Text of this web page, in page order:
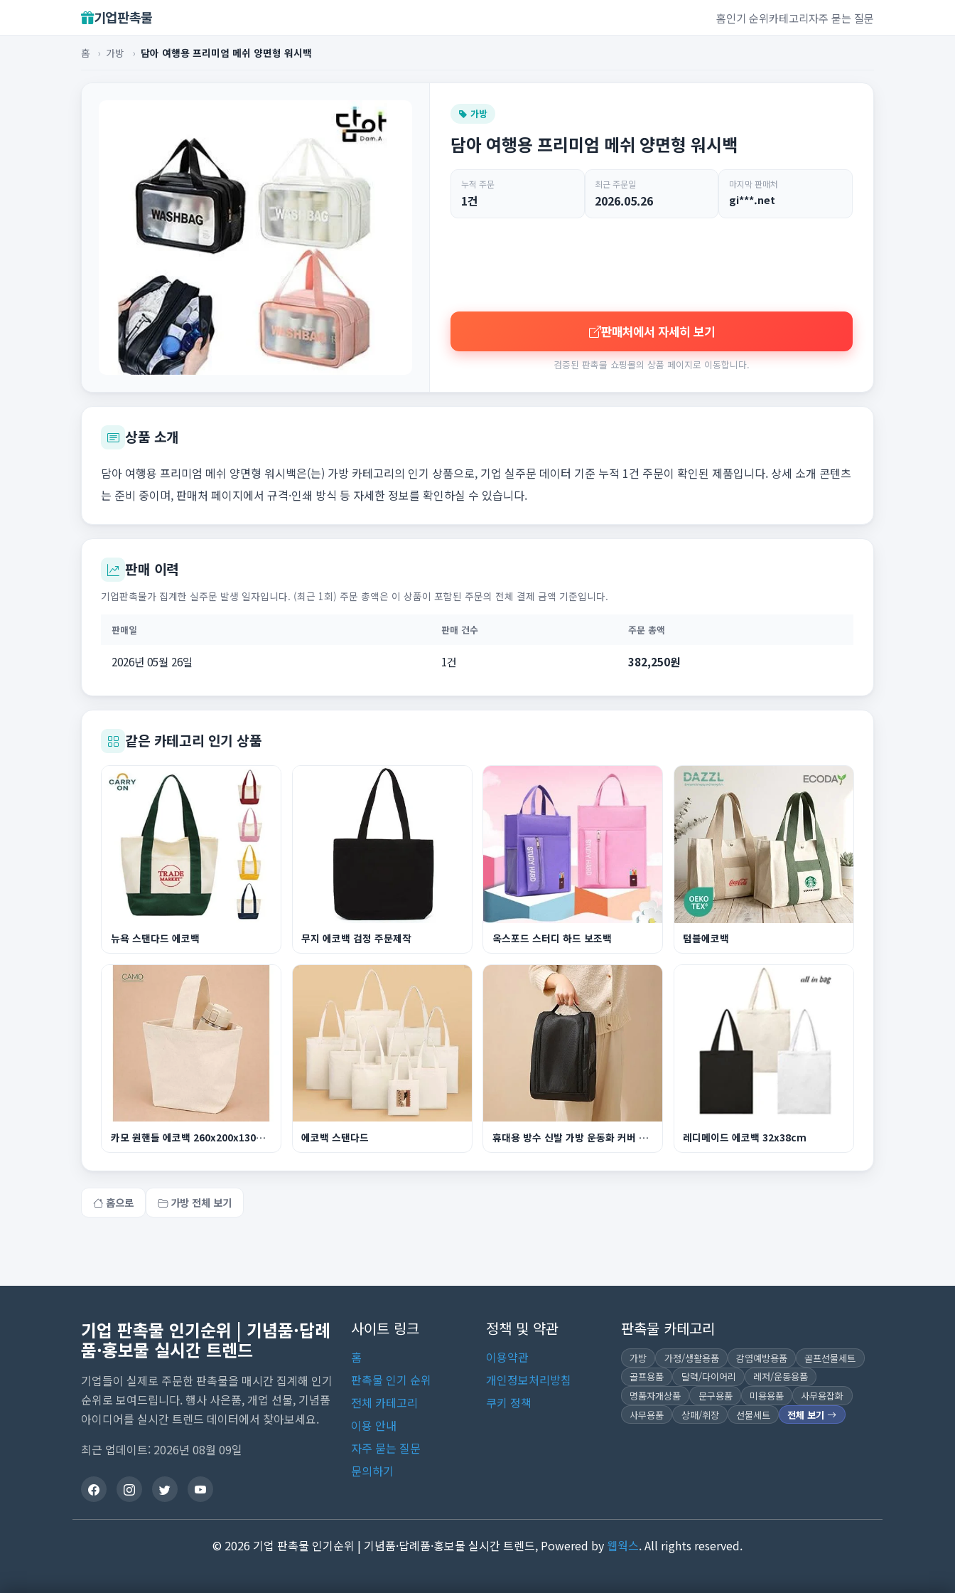
기업판촉물 홈인기 순위카테고리자주 묻는 질문
홈 › 가방 › 담아 여행용 프리미엄 메쉬 양면형 워시백
가방
담아 여행용 프리미엄 메쉬 양면형 워시백
누적 주문
1건
최근 주문일
2026.05.26
마지막 판매처
gi***.net
판매처에서 자세히 보기
검증된 판촉물 쇼핑몰의 상품 페이지로 이동합니다.
상품 소개
담아 여행용 프리미엄 메쉬 양면형 워시백은(는) 가방 카테고리의 인기 상품으로, 기업 실주문 데이터 기준 누적 1건 주문이 확인된 제품입니다. 상세 소개 콘텐츠
는 준비 중이며, 판매처 페이지에서 규격·인쇄 방식 등 자세한 정보를 확인하실 수 있습니다.
판매 이력
기업판촉물가 집계한 실주문 발생 일자입니다. (최근 1회) 주문 총액은 이 상품이 포함된 주문의 전체 결제 금액 기준입니다.
판매일 판매 건수 주문 총액
2026년 05월 26일 1건 382,250원
같은 카테고리 인기 상품
뉴욕 스탠다드 에코백 무지 에코백 검정 주문제작 옥스포드 스터디 하드 보조백 텀블에코백
카모 원핸들 에코백 260x200x130mm 에코백 스탠다드 휴대용 방수 신발 가방 운동화 커버 S037 레디메이드 에코백 32x38cm
홈으로 가방 전체 보기
기업 판촉물 인기순위 | 기념품·답례
품·홍보물 실시간 트렌드
기업들이 실제로 주문한 판촉물을 매시간 집계해 인기
순위로 보여드립니다. 행사 사은품, 개업 선물, 기념품
아이디어를 실시간 트렌드 데이터에서 찾아보세요.
최근 업데이트: 2026년 08월 09일
사이트 링크
홈
판촉물 인기 순위
전체 카테고리
이용 안내
자주 묻는 질문
문의하기
정책 및 약관
이용약관
개인정보처리방침
쿠키 정책
판촉물 카테고리
가방 가정/생활용품 감염예방용품
골프선물세트
골프용품
달력/다이어리
레저/운동용품
명품자개상품
문구용품 미용용품
사무용잡화
사무용품
상패/휘장 선물세트 전체 보기
© 2026 기업 판촉물 인기순위 | 기념품·답례품·홍보물 실시간 트렌드, Powered by 웹웍스. All rights reserved.